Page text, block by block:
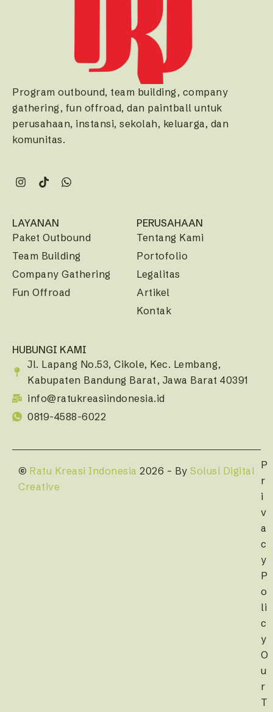
Program outbound, team building, company
gathering, fun offroad, dan paintball untuk
perusahaan, instansi, sekolah, keluarga, dan
komunitas.
LAYANAN
Paket Outbound
Team Building
Company Gathering
Fun Offroad
PERUSAHAAN
Tentang Kami
Portofolio
Legalitas
Artikel
Kontak
HUBUNGI KAMI
Jl. Lapang No.53, Cikole, Kec. Lembang,
Kabupaten Bandung Barat, Jawa Barat 40391
info@ratukreasiindonesia.id
0819-4588-6022
© Ratu Kreasi Indonesia 2026 – By Solusi Digital
Creative
P
r
i
v
a
c
y
P
o
li
c
y
O
u
r
T